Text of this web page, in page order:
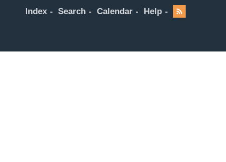
Index Search Calendar Help